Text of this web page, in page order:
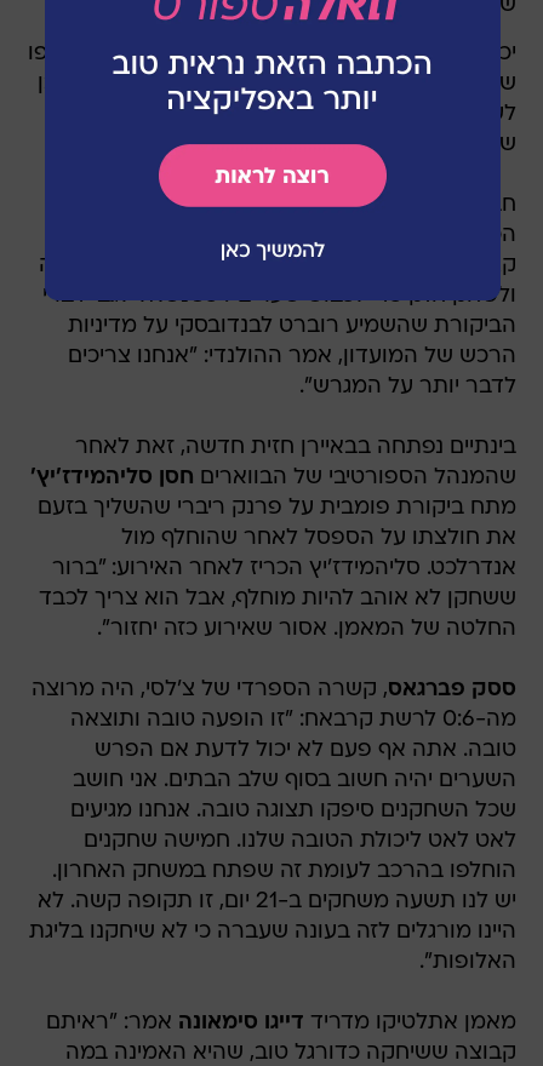
שלי בליגת האלופות.
יכולנו לכבוש עוד שניים או שלושה שערים, אבל בסופו
של דבר הצלחנו להשיג שלוש נקודות. אני תמיד מוכן
לעזור לקבוצה ואני שמח שקיבלתי את ההזדמנות
שלי היום".
חברו אריאן רובןהוסיף: "עם כל הכבוד, אחרי
הכרטיס האדום היינו צריכים להביס אותם. לא היה
קצב או מהירות. אנחנו צריכים להראות יותר תשוקה
ולשחק חזק כדי לכבוש שערים". כשנשאל לגבי דברי
הביקורת שהשמיע רוברט לבנדובסקי על מדיניות
הרכש של המועדון, אמר ההולנדי: "אנחנו צריכים
לדבר יותר על המגרש".
בינתיים נפתחה בבאיירן חזית חדשה, זאת לאחר
שהמנהל הספורטיבי של הבווארים חסן סליהמידז'יץ'
מתח ביקורת פומבית על פרנק ריברי שהשליך בזעם
את חולצתו על הספסל לאחר שהוחלף מול
אנדרלכט. סליהמידז'יץ הכריז לאחר האירוע: "ברור
ששחקן לא אוהב להיות מוחלף, אבל הוא צריך לכבד
החלטה של המאמן. אסור שאירוע כזה יחזור".
ססק פברגאס, קשרה הספרדי של צ'לסי, היה מרוצה
מה-0:6 לרשת קרבאח: "זו הופעה טובה ותוצאה
טובה. אתה אף פעם לא יכול לדעת אם הפרש
השערים יהיה חשוב בסוף שלב הבתים. אני חושב
שכל השחקנים סיפקו תצוגה טובה. אנחנו מגיעים
לאט לאט ליכולת הטובה שלנו. חמישה שחקנים
הוחלפו בהרכב לעומת זה שפתח במשחק האחרון.
יש לנו תשעה משחקים ב-21 יום, זו תקופה קשה. לא
היינו מורגלים לזה בעונה שעברה כי לא שיחקנו בליגת
האלופות".
מאמן אתלטיקו מדריד דייגו סימאונה אמר: "ראיתם
קבוצה ששיחקה כדורגל טוב, שהיא האמינה במה